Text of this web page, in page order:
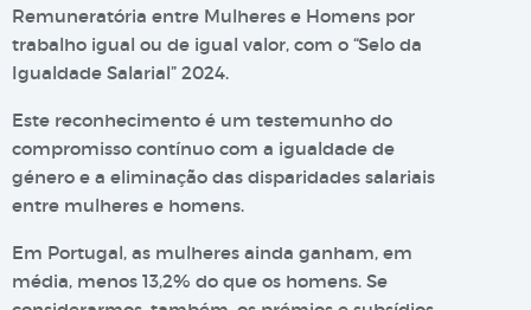
Remuneratória entre Mulheres e Homens por
trabalho igual ou de igual valor, com o “Selo da
Igualdade Salarial” 2024.
Este reconhecimento é um testemunho do
compromisso contínuo com a igualdade de
género e a eliminação das disparidades salariais
entre mulheres e homens.
Em Portugal, as mulheres ainda ganham, em
média, menos 13,2% do que os homens. Se